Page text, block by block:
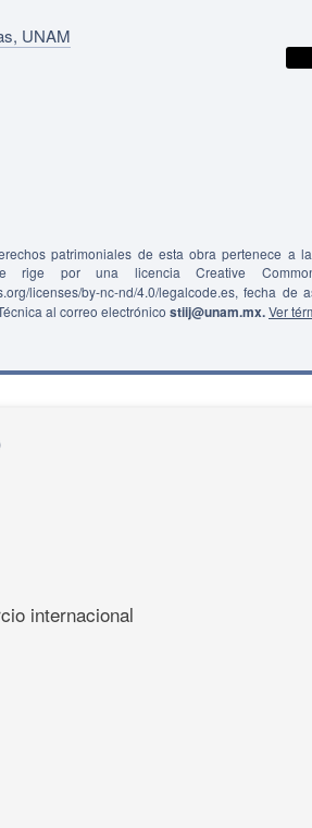
UNAM
patrimoniales de esta obra pertenece a
rige por una licencia Creative
licenses/by-nc-nd/4.0/legalcode.es, fecha de
al correo electrónico stiij@unam.mx.Ver
internacional